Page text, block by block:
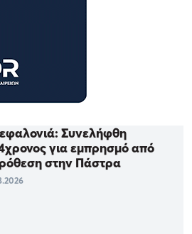
Συνελήφθη
για εμπρησμό από
στην Πάστρα